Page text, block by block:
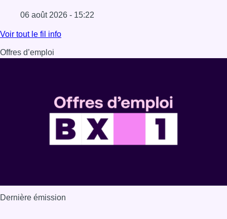
06 août 2026 - 15:22
Lire l'article Mémorial Van Damme : Nafi Thiam
Voir tout le fil info
Offres d’emploi
Dernière émission